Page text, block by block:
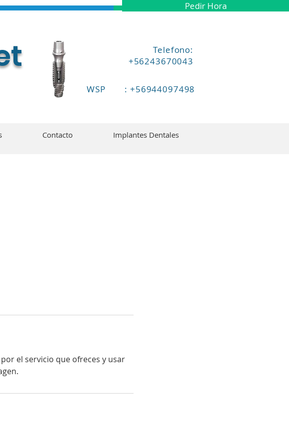
Pedir Hora
Telefono:
+56243670043
WSP : +56944097498
Contacto Implantes Dentales
el servicio que ofreces y usar